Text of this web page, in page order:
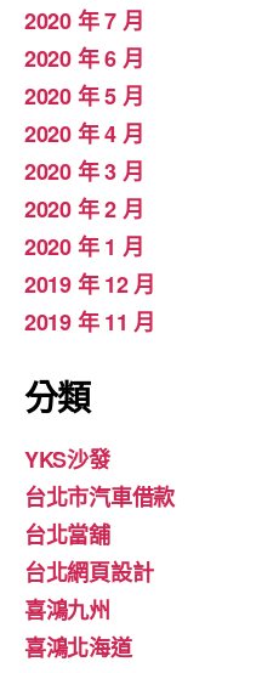
2020 年 7 月
2020 年 6 月
2020 年 5 月
2020 年 4 月
2020 年 3 月
2020 年 2 月
2020 年 1 月
2019 年 12 月
2019 年 11 月
分類
YKS沙發
台北市汽車借款
台北當舖
台北網頁設計
喜鴻九州
喜鴻北海道